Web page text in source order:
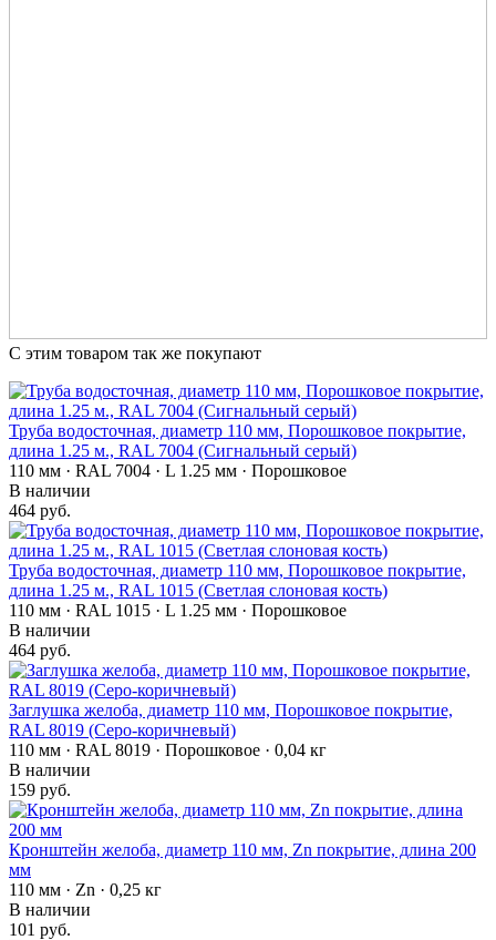
С этим товаром так же покупают
Труба водосточная, диаметр 110 мм, Порошковое покрытие,
длина 1.25 м., RAL 7004 (Сигнальный серый)
110 мм · RAL 7004 · L 1.25 мм · Порошковое
В наличии
464 руб.
Труба водосточная, диаметр 110 мм, Порошковое покрытие,
длина 1.25 м., RAL 1015 (Светлая слоновая кость)
110 мм · RAL 1015 · L 1.25 мм · Порошковое
В наличии
464 руб.
Заглушка желоба, диаметр 110 мм, Порошковое покрытие,
RAL 8019 (Серо-коричневый)
110 мм · RAL 8019 · Порошковое · 0,04 кг
В наличии
159 руб.
Кронштейн желоба, диаметр 110 мм, Zn покрытие, длина 200
мм
110 мм · Zn · 0,25 кг
В наличии
101 руб.